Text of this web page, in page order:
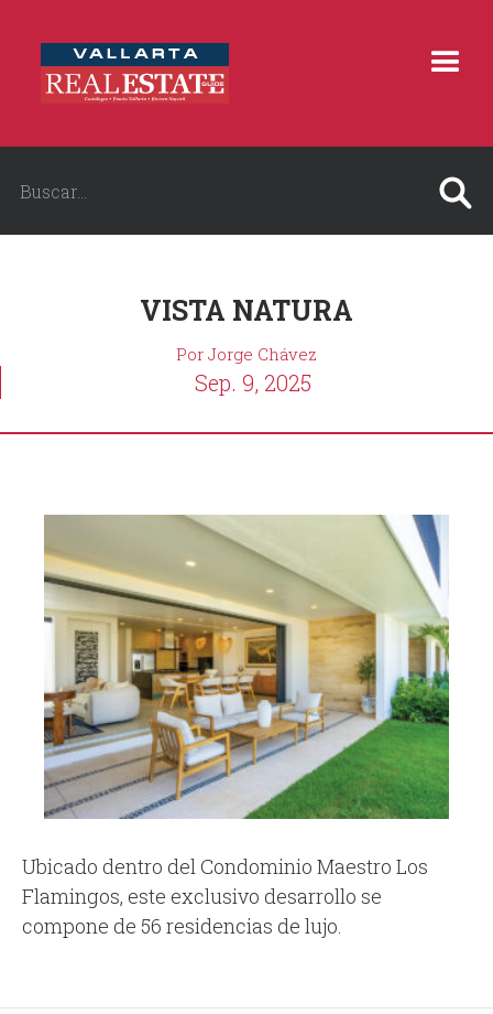
VISTA NATURA
Por Jorge Chávez
Sep. 9, 2025
Ubicado dentro del Condominio Maestro Los
Flamingos, este exclusivo desarrollo se
compone de 56 residencias de lujo.